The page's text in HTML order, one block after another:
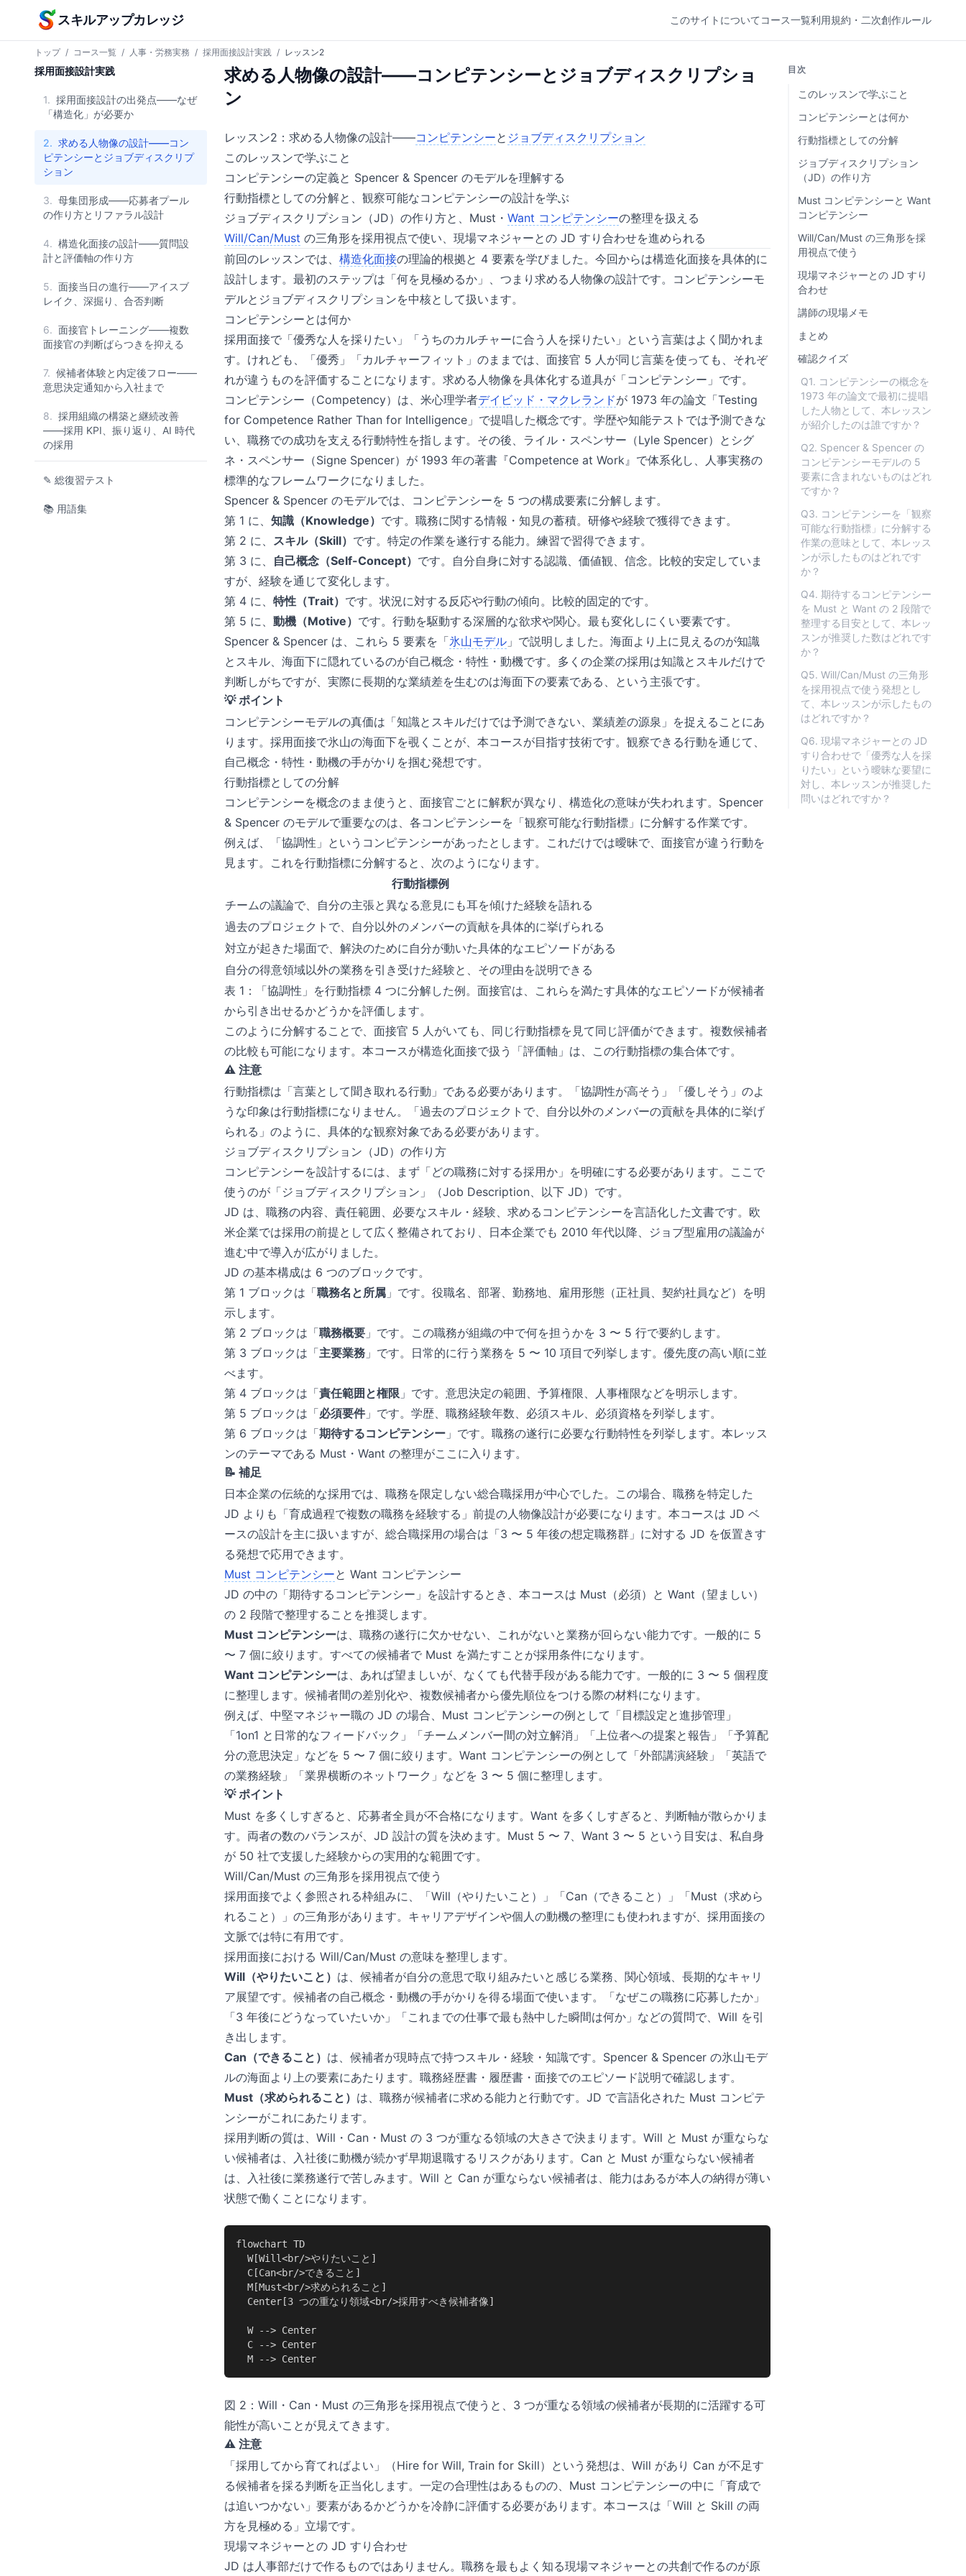
本文へスキップ
スキルアップカレッジ このサイトについて コース一覧利用規約・二次創作ルール
トップ / コース一覧 / 人事・労務実務 / 採用面接設計実践 / レッスン2
採用面接設計実践
1. 採用面接設計の出発点——なぜ
「構造化」が必要か
2. 求める人物像の設計——コン
ピテンシーとジョブディスクリプ
ション
3. 母集団形成——応募者プール
の作り方とリファラル設計
4. 構造化面接の設計——質問設
計と評価軸の作り方
5. 面接当日の進行——アイスブ
レイク、深掘り、合否判断
6. 面接官トレーニング——複数
面接官の判断ばらつきを抑える
7. 候補者体験と内定後フロー——
意思決定通知から入社まで
8. 採用組織の構築と継続改善
——採用 KPI、振り返り、AI 時代
の採用
✎ 総復習テスト
📚 用語集
求める人物像の設計——コンピテンシーとジョブディスクリプショ
ン
レッスン2：求める人物像の設計——コンピテンシーと ジョブディスクリプション
このレッスンで学ぶこと
コンピテンシーの定義と Spencer & Spencer のモデルを理解する
行動指標としての分解と、観察可能なコンピテンシーの設計を学ぶ
ジョブディスクリプション（JD）の作り方と、Must・ Want コンピテンシーの整理を扱える
Will/Can/Must の三角形を採用視点で使い、現場マネジャーとの JD すり合わせを進められる
前回のレッスンでは、 構造化面接の理論的根拠と 4 要素を学びました。今回からは構造化面接を具体的に
設計します。最初のステップは「何を見極めるか」、つまり求める人物像の設計です。コンピテンシーモ
デルとジョブディスクリプションを中核として扱います。
コンピテンシーとは何か
採用面接で「優秀な人を採りたい」「うちのカルチャーに合う人を採りたい」という言葉はよく聞かれま
す。けれども、「優秀」「カルチャーフィット」のままでは、面接官 5 人が同じ言葉を使っても、それぞ
れが違うものを評価することになります。求める人物像を具体化する道具が「コンピテンシー」です。
コンピテンシー（Competency）は、米心理学者デイビッド・マクレランドが 1973 年の論文「Testing
for Competence Rather Than for Intelligence」で提唱した概念です。学歴や知能テストでは予測できな
い、職務での成功を支える行動特性を指します。その後、ライル・スペンサー（Lyle Spencer）とシグ
ネ・スペンサー（Signe Spencer）が 1993 年の著書『Competence at Work』で体系化し、人事実務の
標準的なフレームワークになりました。
Spencer & Spencer のモデルでは、コンピテンシーを 5 つの構成要素に分解します。
第 1 に、 知識（Knowledge） です。職務に関する情報・知見の蓄積。研修や経験で獲得できます。
第 2 に、 スキル（Skill） です。特定の作業を遂行する能力。練習で習得できます。
第 3 に、 自己概念（Self-Concept） です。自分自身に対する認識、価値観、信念。比較的安定していま
すが、経験を通じて変化します。
第 4 に、 特性（Trait） です。状況に対する反応や行動の傾向。比較的固定的です。
第 5 に、 動機（Motive） です。行動を駆動する深層的な欲求や関心。最も変化しにくい要素です。
Spencer & Spencer は、これら 5 要素を「氷山モデル 」で説明しました。海面より上に見えるのが知識
とスキル、海面下に隠れているのが自己概念・特性・動機です。多くの企業の採用は知識とスキルだけで
判断しがちですが、実際に長期的な業績差を生むのは海面下の要素である、という主張です。
💡 ポイント
コンピテンシーモデルの真価は「知識とスキルだけでは予測できない、業績差の源泉」を捉えることにあ
ります。採用面接で氷山の海面下を覗くことが、本コースが目指す技術です。観察できる行動を通じて、
自己概念・特性・動機の手がかりを掴む発想です。
行動指標としての分解
コンピテンシーを概念のまま使うと、面接官ごとに解釈が異なり、構造化の意味が失われます。Spencer
& Spencer のモデルで重要なのは、各コンピテンシーを「観察可能な行動指標」に分解する作業です。
例えば、「協調性」というコンピテンシーがあったとします。これだけでは曖昧で、面接官が違う行動を
見ます。これを行動指標に分解すると、次のようになります。
行動指標例
チームの議論で、自分の主張と異なる意見にも耳を傾けた経験を語れる
過去のプロジェクトで、自分以外のメンバーの貢献を具体的に挙げられる
対立が起きた場面で、解決のために自分が動いた具体的なエピソードがある
自分の得意領域以外の業務を引き受けた経験と、その理由を説明できる
表 1：「協調性」を行動指標 4 つに分解した例。面接官は、これらを満たす具体的なエピソードが候補者
から引き出せるかどうかを評価します。
このように分解することで、面接官 5 人がいても、同じ行動指標を見て同じ評価ができます。複数候補者
の比較も可能になります。本コースが構造化面接で扱う「評価軸」は、この行動指標の集合体です。
⚠️ 注意
行動指標は「言葉として聞き取れる行動」である必要があります。「協調性が高そう」「優しそう」のよ
うな印象は行動指標になりません。「過去のプロジェクトで、自分以外のメンバーの貢献を具体的に挙げ
られる」のように、具体的な観察対象である必要があります。
ジョブディスクリプション（JD）の作り方
コンピテンシーを設計するには、まず「どの職務に対する採用か」を明確にする必要があります。ここで
使うのが「ジョブディスクリプション」（Job Description、以下 JD）です。
JD は、職務の内容、責任範囲、必要なスキル・経験、求めるコンピテンシーを言語化した文書です。欧
米企業では採用の前提として広く整備されており、日本企業でも 2010 年代以降、ジョブ型雇用の議論が
進む中で導入が広がりました。
JD の基本構成は 6 つのブロックです。
第 1 ブロックは「職務名と所属 」です。役職名、部署、勤務地、雇用形態（正社員、契約社員など）を明
示します。
第 2 ブロックは「職務概要 」です。この職務が組織の中で何を担うかを 3 〜 5 行で要約します。
第 3 ブロックは「主要業務 」です。日常的に行う業務を 5 〜 10 項目で列挙します。優先度の高い順に並
べます。
第 4 ブロックは「責任範囲と権限 」です。意思決定の範囲、予算権限、人事権限などを明示します。
第 5 ブロックは「必須要件」です。学歴、職務経験年数、必須スキル、必須資格を列挙します。
第 6 ブロックは「期待するコンピテンシー 」です。職務の遂行に必要な行動特性を列挙します。本レッス
ンのテーマである Must・Want の整理がここに入ります。
📝 補足
日本企業の伝統的な採用では、職務を限定しない総合職採用が中心でした。この場合、職務を特定した
JD よりも「育成過程で複数の職務を経験する」前提の人物像設計が必要になります。本コースは JD ベ
ースの設計を主に扱いますが、総合職採用の場合は「3 〜 5 年後の想定職務群」に対する JD を仮置きす
る発想で応用できます。
Must コンピテンシーと Want コンピテンシー
JD の中の「期待するコンピテンシー」を設計するとき、本コースは Must（必須）と Want（望ましい）
の 2 段階で整理することを推奨します。
Must コンピテンシーは、職務の遂行に欠かせない、これがないと業務が回らない能力です。一般的に 5
〜 7 個に絞ります。すべての候補者で Must を満たすことが採用条件になります。
Want コンピテンシーは、あれば望ましいが、なくても代替手段がある能力です。一般的に 3 〜 5 個程度
に整理します。候補者間の差別化や、複数候補者から優先順位をつける際の材料になります。
例えば、中堅マネジャー職の JD の場合、Must コンピテンシーの例として「目標設定と進捗管理」
「1on1 と日常的なフィードバック」「チームメンバー間の対立解消」「上位者への提案と報告」「予算配
分の意思決定」などを 5 〜 7 個に絞ります。Want コンピテンシーの例として「外部講演経験」「英語で
の業務経験」「業界横断のネットワーク」などを 3 〜 5 個に整理します。
💡 ポイント
Must を多くしすぎると、応募者全員が不合格になります。Want を多くしすぎると、判断軸が散らかりま
す。両者の数のバランスが、JD 設計の質を決めます。Must 5 〜 7、Want 3 〜 5 という目安は、私自身
が 50 社で支援した経験からの実用的な範囲です。
Will/Can/Must の三角形を採用視点で使う
採用面接でよく参照される枠組みに、「Will（やりたいこと）」「Can（できること）」「Must（求めら
れること）」の三角形があります。キャリアデザインや個人の動機の整理にも使われますが、採用面接の
文脈では特に有用です。
採用面接における Will/Can/Must の意味を整理します。
Will（やりたいこと） は、候補者が自分の意思で取り組みたいと感じる業務、関心領域、長期的なキャリ
ア展望です。候補者の自己概念・動機の手がかりを得る場面で使います。「なぜこの職務に応募したか」
「3 年後にどうなっていたいか」「これまでの仕事で最も熱中した瞬間は何か」などの質問で、Will を引
き出します。
Can（できること） は、候補者が現時点で持つスキル・経験・知識です。Spencer & Spencer の氷山モデ
ルの海面より上の要素にあたります。職務経歴書・履歴書・面接でのエピソード説明で確認します。
Must（求められること） は、職務が候補者に求める能力と行動です。JD で言語化された Must コンピテ
ンシーがこれにあたります。
採用判断の質は、Will・Can・Must の 3 つが重なる領域の大きさで決まります。Will と Must が重ならな
い候補者は、入社後に動機が続かず早期退職するリスクがあります。Can と Must が重ならない候補者
は、入社後に業務遂行で苦しみます。Will と Can が重ならない候補者は、能力はあるが本人の納得が薄い
状態で働くことになります。
flowchart TD
  W[Will<br/>やりたいこと]
  C[Can<br/>できること]
  M[Must<br/>求められること]
  Center[3 つの重なり領域<br/>採用すべき候補者像]
  W --> Center
  C --> Center
  M --> Center
図 2：Will・Can・Must の三角形を採用視点で使うと、3 つが重なる領域の候補者が長期的に活躍する可
能性が高いことが見えてきます。
⚠️ 注意
「採用してから育てればよい」（Hire for Will, Train for Skill）という発想は、Will があり Can が不足す
る候補者を採る判断を正当化します。一定の合理性はあるものの、Must コンピテンシーの中に「育成で
は追いつかない」要素があるかどうかを冷静に評価する必要があります。本コースは「Will と Skill の両
方を見極める」立場です。
現場マネジャーとの JD すり合わせ
JD は人事部だけで作るものではありません。職務を最もよく知る現場マネジャーとの共創で作るのが原
目次
このレッスンで学ぶこと
コンピテンシーとは何か
行動指標としての分解
ジョブディスクリプション
（JD）の作り方
Must コンピテンシーと Want
コンピテンシー
Will/Can/Must の三角形を採
用視点で使う
現場マネジャーとの JD すり
合わせ
講師の現場メモ
まとめ
確認クイズ
Q1. コンピテンシーの概念を
1973 年の論文で最初に提唱
した人物として、本レッスン
が紹介したのは誰ですか？
Q2. Spencer & Spencer の
コンピテンシーモデルの 5
要素に含まれないものはどれ
ですか？
Q3. コンピテンシーを「観察
可能な行動指標」に分解する
作業の意味として、本レッス
ンが示したものはどれです
か？
Q4. 期待するコンピテンシー
を Must と Want の 2 段階で
整理する目安として、本レッ
スンが推奨した数はどれです
か？
Q5. Will/Can/Must の三角形
を採用視点で使う発想とし
て、本レッスンが示したもの
はどれですか？
Q6. 現場マネジャーとの JD
すり合わせで「優秀な人を採
りたい」という曖昧な要望に
対し、本レッスンが推奨した
問いはどれですか？